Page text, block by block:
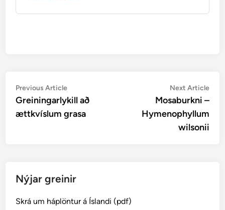
Post
navigation
Previous ArticlePrevious
article:
Greiningarlykill að
ættkvíslum grasa
Next Article
Mosaburkni –
Hymenophyllum
wilsonii
Nýjar greinir
Skrá um háplöntur á Íslandi (pdf)